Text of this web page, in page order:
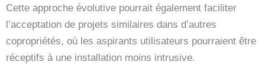
Cette approche évolutive pourrait également faciliter
l’acceptation de projets similaires dans d’autres
copropriétés, où les aspirants utilisateurs pourraient être
réceptifs à une installation moins intrusive.